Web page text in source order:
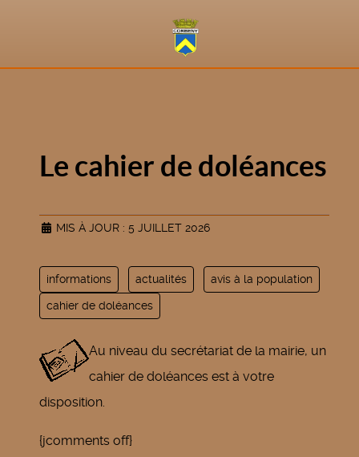
Le cahier de doléances
MIS À JOUR : 5 JUILLET 2026
informations actualités avis à la population
cahier de doléances
Au niveau du secrétariat de la mairie, un
cahier de doléances est à votre
disposition.
{jcomments off}